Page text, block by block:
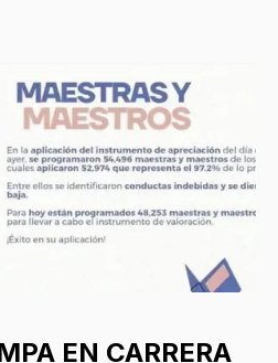
EN CARRERA